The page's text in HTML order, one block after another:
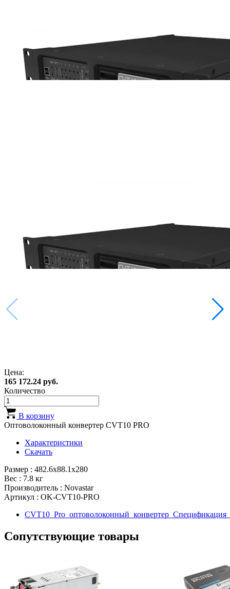
Цена:
165 172.24 руб.
Количество
В корзину
Оптоволоконный конвертер CVT10 PRO
Характеристики
Скачать
Размер : 482.6х88.1х280
Вес : 7.8 кг
Производитель : Novastar
Артикул : OK-CVT10-PRO
Сопутствующие товары